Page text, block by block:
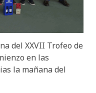
del XXVII Trofeo de
en las
la mañana del